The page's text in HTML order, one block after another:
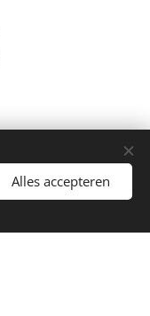
Alles accepteren